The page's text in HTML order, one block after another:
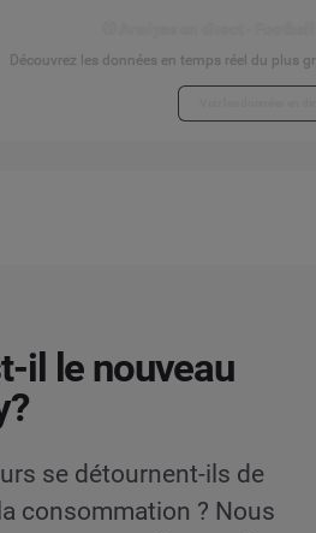
Découvrez les données en temps réel du plus
il le nouveau
se détournent-ils de
consommation ? Nous